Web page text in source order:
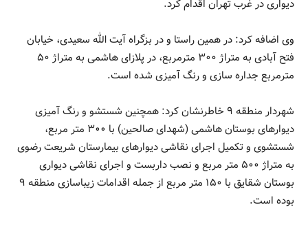
دیواری در غرب تهران اقدام کرد.
وی اضافه کرد: در همین راستا و در بزگراه آیت الله سعیدی، خیابان
فتح آبادی به متراژ ۳۰۰ مترمربع، در پلازای هاشمی به متراژ ۵۰
مترمربع جداره سازی و رنگ آمیزی شده است.
شهردار منطقه ۹ خاطرنشان کرد: همچنین شستشو و رنگ آمیزی
دیوارهای بوستان هاشمی (شهدای صالحین) با ۳۰۰ متر مربع،
شستشوی و تکمیل اجرای نقاشی دیوارهای بیمارستان شریعت رضوی
به متراژ ۵۰۰ متر مربع و نصب داربست و اجرای نقاشی دیواری
بوستان شقایق با ۱۵۰ متر مربع از جمله اقدامات زیباسازی منطقه ۹
بوده است.